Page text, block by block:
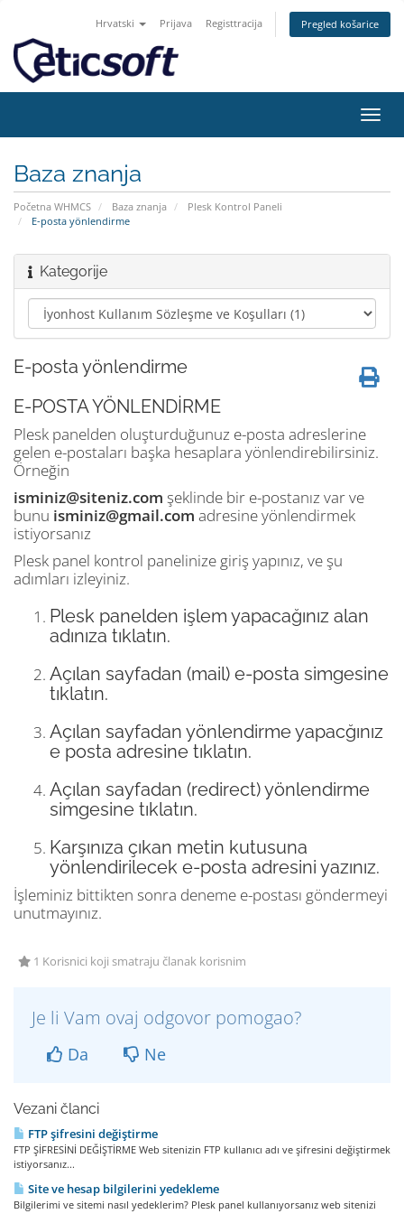
Hrvatski Prijava Registtracija Pregled košarice
Baza znanja
Početna WHMCS Baza znanja
Plesk Kontrol Paneli
E-posta yönlendirme
Kategorije
E-posta yönlendirme
E-POSTA YÖNLENDİRME
Plesk panelden oluşturduğunuz e-posta adreslerine
gelen e-postaları başka hesaplara yönlendirebilirsiniz.
Örneğin
isminiz@siteniz.com şeklinde bir e-postanız var ve
bunu isminiz@gmail.com adresine yönlendirmek
istiyorsanız
Plesk panel kontrol panelinize giriş yapınız, ve şu
adımları izleyiniz.
Plesk panelden işlem yapacağınız alan
adınıza tıklatın.
Açılan sayfadan (mail) e-posta simgesine
tıklatın.
Açılan sayfadan yönlendirme yapacğınız
e posta adresine tıklatın.
Açılan sayfadan (redirect) yönlendirme
simgesine tıklatın.
Karşınıza çıkan metin kutusuna
yönlendirilecek e-posta adresini yazınız.
İşleminiz bittikten sonra deneme e-postası göndermeyi
unutmayınız.
1 Korisnici koji smatraju članak korisnim
Je li Vam ovaj odgovor pomogao?
Da Ne
Vezani članci
FTP şifresini değiştirme
FTP ŞİFRESİNİ DEĞİŞTİRME Web sitenizin FTP kullanıcı adı ve şifresini değiştirmek
istiyorsanız...
Site ve hesap bilgilerini yedekleme
Bilgilerimi ve sitemi nasıl yedeklerim? Plesk panel kullanıyorsanız web sitenizi